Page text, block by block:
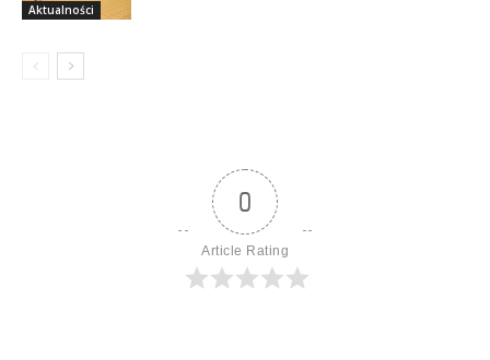
Aktualności
0
Article Rating